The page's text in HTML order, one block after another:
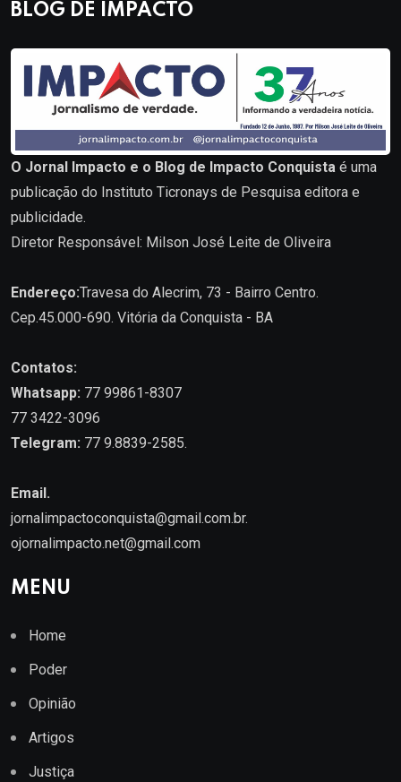
BLOG DE IMPACTO
O Jornal Impacto e o Blog de Impacto Conquista é uma
publicação do Instituto Ticronays de Pesquisa editora e
publicidade.
Diretor Responsável: Milson José Leite de Oliveira
Endereço:Travesa do Alecrim, 73 - Bairro Centro.
Cep.45.000-690. Vitória da Conquista - BA
Contatos:
Whatsapp: 77 99861-8307
77 3422-3096
Telegram: 77 9.8839-2585.
Email.
jornalimpactoconquista@gmail.com.br.
ojornalimpacto.net@gmail.com
MENU
Home
Poder
Opinião
Artigos
Justiça